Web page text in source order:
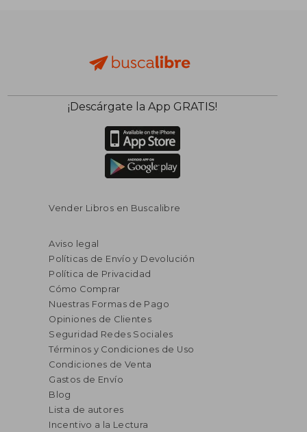
¡Descárgate la App GRATIS!
Vender Libros en Buscalibre
Aviso legal
Políticas de Envío y Devolución
Política de Privacidad
Cómo Comprar
Nuestras Formas de Pago
Opiniones de Clientes
Seguridad Redes Sociales
Términos y Condiciones de Uso
Condiciones de Venta
Gastos de Envío
Blog
Lista de autores
Incentivo a la Lectura